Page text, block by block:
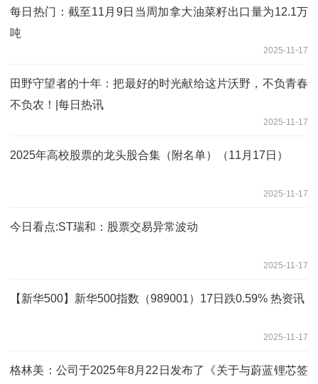
每日热门：截至11月9日当周加拿大油菜籽出口量为12.1万
吨
2025-11-17
田野守望者的十年：把最好的时光献给这片沃野，不负青春
不负农！|每日热讯
2025-11-17
2025年高校股票的龙头股合集（附名单）（11月17日）
2025-11-17
今日看点:ST瑞和：股票交易异常波动
2025-11-17
【新华500】新华500指数（989001）17日跌0.59% 热资讯
2025-11-17
格林美：公司于2025年8月22日发布了《关于与蔚蓝锂芯签